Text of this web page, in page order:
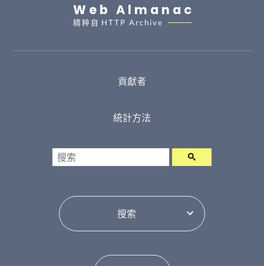
Web Almanac
精粹自 HTTP Archive
貢獻者
統計方法
搜索
選擇目錄